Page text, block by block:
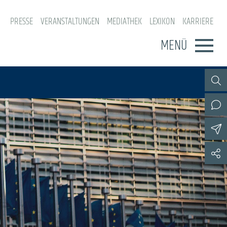
PRESSE VERANSTALTUNGEN MEDIATHEK LEXIKON KARRIERE
MENÜ